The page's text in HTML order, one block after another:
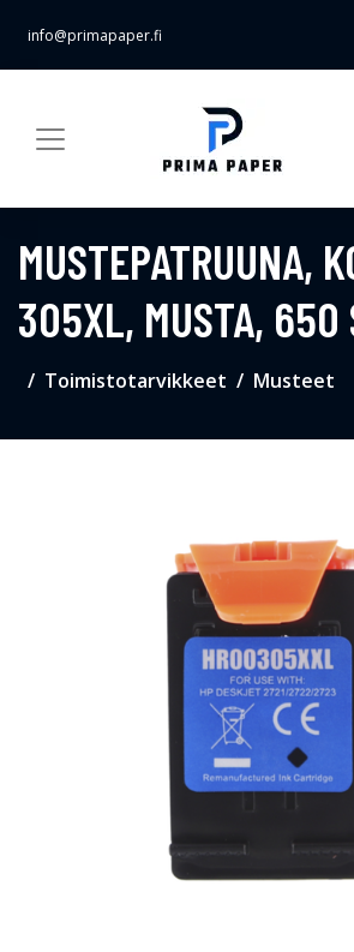
info@primapaper.fi
MUSTEPATRUUNA,
305XL, MUSTA, 650
Toimistotarvikkeet Musteet